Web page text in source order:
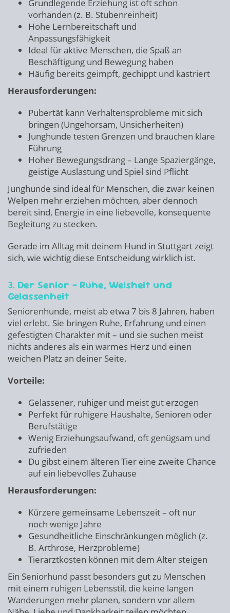
Grundlegende Erziehung ist oft schon
vorhanden (z. B. Stubenreinheit)
Hohe Lernbereitschaft und
Anpassungsfähigkeit
Ideal für aktive Menschen, die Spaß an
Beschäftigung und Bewegung haben
Häufig bereits geimpft, gechippt und kastriert
Herausforderungen:
Pubertät kann Verhaltensprobleme mit sich
bringen (Ungehorsam, Unsicherheiten)
Junghunde testen Grenzen und brauchen klare
Führung
Hoher Bewegungsdrang – Lange Spaziergänge,
geistige Auslastung und Spiel sind Pflicht
Junghunde sind ideal für Menschen, die zwar keinen
Welpen mehr erziehen möchten, aber dennoch
bereit sind, Energie in eine liebevolle, konsequente
Begleitung zu stecken.
Gerade im Alltag mit deinem Hund in Stuttgart zeigt
sich, wie wichtig diese Entscheidung wirklich ist.
3. Der Senior – Ruhe, Weisheit und
Gelassenheit
Seniorenhunde, meist ab etwa 7 bis 8 Jahren, haben
viel erlebt. Sie bringen Ruhe, Erfahrung und einen
gefestigten Charakter mit – und sie suchen meist
nichts anderes als ein warmes Herz und einen
weichen Platz an deiner Seite.
Vorteile:
Gelassener, ruhiger und meist gut erzogen
Perfekt für ruhigere Haushalte, Senioren oder
Berufstätige
Wenig Erziehungsaufwand, oft genügsam und
zufrieden
Du gibst einem älteren Tier eine zweite Chance
auf ein liebevolles Zuhause
Herausforderungen:
Kürzere gemeinsame Lebenszeit – oft nur
noch wenige Jahre
Gesundheitliche Einschränkungen möglich (z.
B. Arthrose, Herzprobleme)
Tierarztkosten können mit dem Alter steigen
Ein Seniorhund passt besonders gut zu Menschen
mit einem ruhigen Lebensstil, die keine langen
Wanderungen mehr planen, sondern vor allem